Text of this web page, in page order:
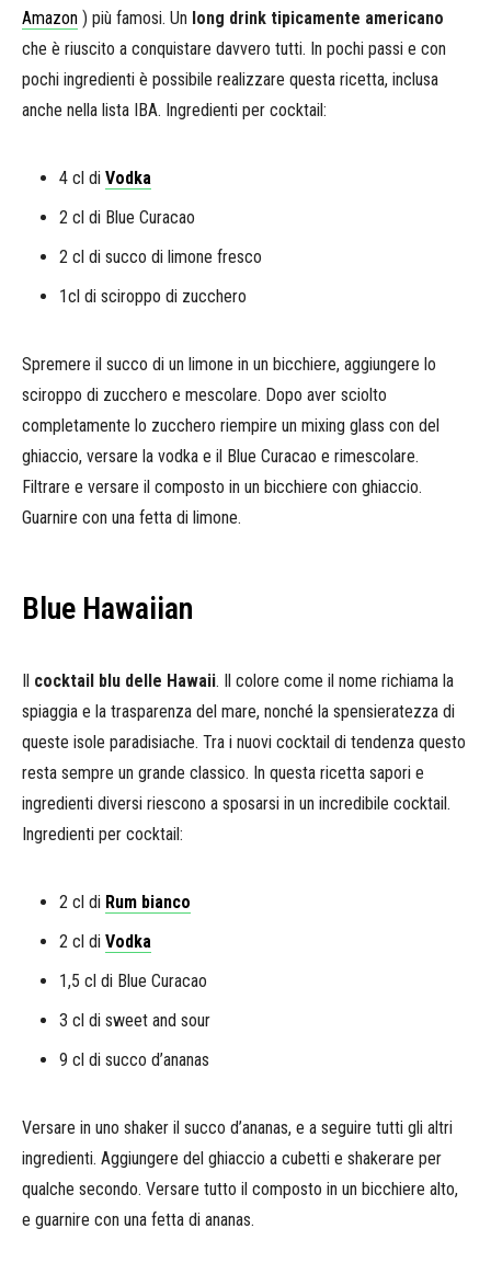
Amazon ) più famosi. Un long drink tipicamente americano
che è riuscito a conquistare davvero tutti. In pochi passi e con
pochi ingredienti è possibile realizzare questa ricetta, inclusa
anche nella lista IBA. Ingredienti per cocktail:
4 cl di Vodka
2 cl di Blue Curacao
2 cl di succo di limone fresco
1cl di sciroppo di zucchero
Spremere il succo di un limone in un bicchiere, aggiungere lo
sciroppo di zucchero e mescolare. Dopo aver sciolto
completamente lo zucchero riempire un mixing glass con del
ghiaccio, versare la vodka e il Blue Curacao e rimescolare.
Filtrare e versare il composto in un bicchiere con ghiaccio.
Guarnire con una fetta di limone.
Blue Hawaiian
cocktail blu delle Hawaii. Il colore come il nome richiama la
spiaggia e la trasparenza del mare, nonché la spensieratezza di
queste isole paradisiache. Tra i nuovi cocktail di tendenza questo
resta sempre un grande classico. In questa ricetta sapori e
ingredienti diversi riescono a sposarsi in un incredibile cocktail.
Ingredienti per cocktail:
2 cl di Rum bianco
2 cl di Vodka
1,5 cl di Blue Curacao
3 cl di sweet and sour
9 cl di succo d’ananas
Versare in uno shaker il succo d’ananas, e a seguire tutti gli altri
ingredienti. Aggiungere del ghiaccio a cubetti e shakerare per
qualche secondo. Versare tutto il composto in un bicchiere alto,
e guarnire con una fetta di ananas.